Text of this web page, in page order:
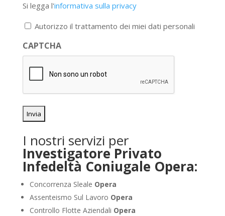
legga
l'informativa
privacy
*
Si legga l'informativa sulla privacy
Autorizzo il trattamento dei miei dati personali
CAPTCHA
I nostri servizi per
Investigatore Privato
Infedeltà Coniugale Opera:
Concorrenza Sleale Opera
Assenteismo Sul Lavoro Opera
Controllo Flotte Aziendali Opera